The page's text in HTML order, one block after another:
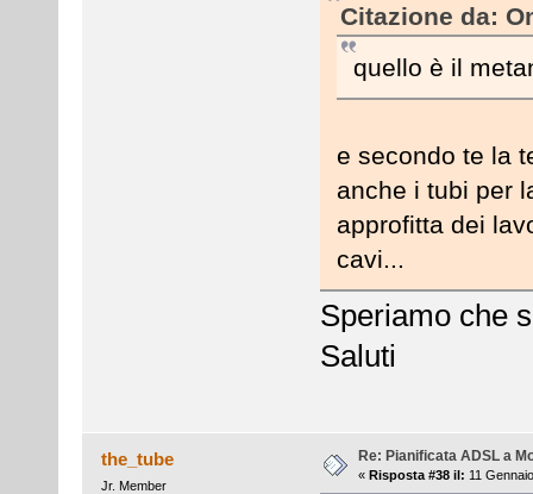
Citazione da:
quello è il
e secondo te la
anche i tubi per
approfitta dei
cavi...
Speriamo che
Saluti
the_tube
Jr. Member
Re: Pianificata ADSL a
« Risposta #38 il: 11